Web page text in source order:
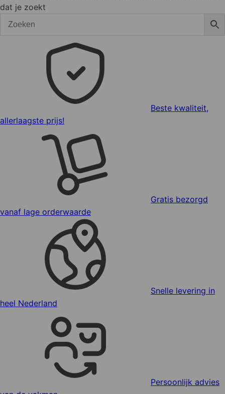
dat je zoekt
Beste kwaliteit,
allerlaagste prijs!
Gratis bezorgd
vanaf lage orderwaarde
Snelle levering in
heel Nederland
Persoonlijk advies